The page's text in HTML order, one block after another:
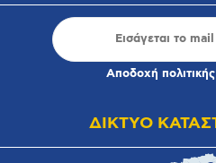
Αποδοχή
ΔΙΚΤΥΟ